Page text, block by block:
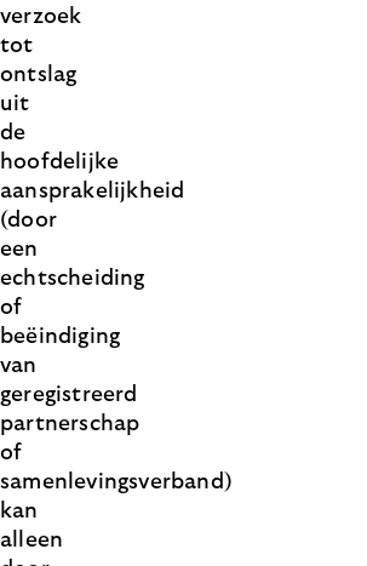
verzoek
tot
ontslag
uit
de
hoofdelijke
aansprakelijkheid
(door
een
echtscheiding
of
beëindiging
van
geregistreerd
partnerschap
of
samenlevingsverband)
kan
alleen